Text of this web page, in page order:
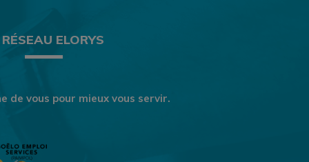
ELORYS
de vous pour mieux vous servir.